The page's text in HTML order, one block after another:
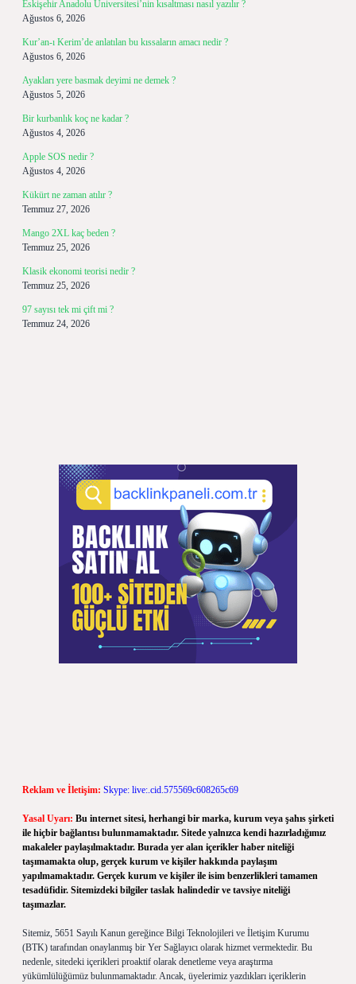
Eskişehir Anadolu Üniversitesi’nin kısaltması nasıl yazılır ?
Ağustos 6, 2026
Kur’an-ı Kerim’de anlatılan bu kıssaların amacı nedir ?
Ağustos 6, 2026
Ayakları yere basmak deyimi ne demek ?
Ağustos 5, 2026
Bir kurbanlık koç ne kadar ?
Ağustos 4, 2026
Apple SOS nedir ?
Ağustos 4, 2026
Kükürt ne zaman atılır ?
Temmuz 27, 2026
Mango 2XL kaç beden ?
Temmuz 25, 2026
Klasik ekonomi teorisi nedir ?
Temmuz 25, 2026
97 sayısı tek mi çift mi ?
Temmuz 24, 2026
Reklam ve İletişim: Skype: live:.cid.575569c608265c69
Yasal Uyarı: Bu internet sitesi, herhangi bir marka, kurum veya şahıs şirketi
ile hiçbir bağlantısı bulunmamaktadır. Sitede yalnızca kendi hazırladığımız
makaleler paylaşılmaktadır. Burada yer alan içerikler haber niteliği
taşımamakta olup, gerçek kurum ve kişiler hakkında paylaşım
yapılmamaktadır. Gerçek kurum ve kişiler ile isim benzerlikleri tamamen
tesadüfidir. Sitemizdeki bilgiler taslak halindedir ve tavsiye niteliği
taşımazlar.
Sitemiz, 5651 Sayılı Kanun gereğince Bilgi Teknolojileri ve İletişim Kurumu
(BTK) tarafından onaylanmış bir Yer Sağlayıcı olarak hizmet vermektedir. Bu
nedenle, sitedeki içerikleri proaktif olarak denetleme veya araştırma
yükümlülüğümüz bulunmamaktadır. Ancak, üyelerimiz yazdıkları içeriklerin